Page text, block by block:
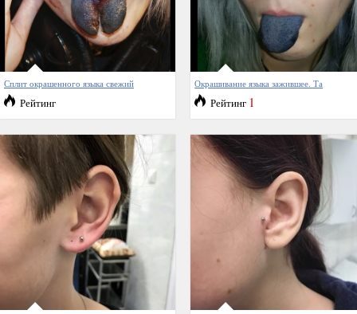
Сплит окрашенного языка свежий
Рейтинг
Окрашивание языка зажившее. Та
Рейтинг 1